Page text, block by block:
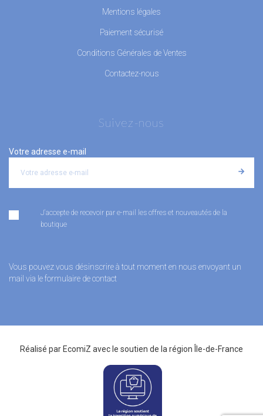
Mentions légales
Paiement sécurisé
Conditions Générales de Ventes
Contactez-nous
Suivez-nous
Votre adresse e-mail
J'accepte de recevoir par e-mail les offres et nouveautés de la
boutique
Vous pouvez vous désinscrire à tout moment en nous envoyant un
mail via le formulaire de contact
Réalisé par EcomiZ avec le soutien de la région Île-de-France